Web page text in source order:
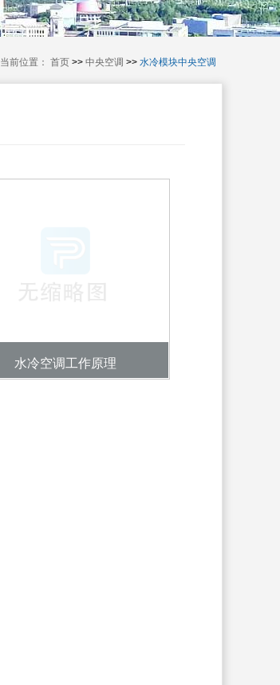
当前位置： 首页 >> 中央空调 >> 水冷模块中央空调
水冷空调工作原理